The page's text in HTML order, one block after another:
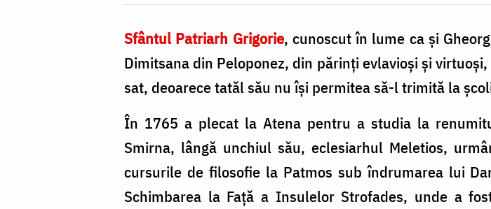
Sfântul Patriarh Grigorie, cunoscut în lume ca și
Dimitsana din Peloponez, din părinți evlavioși și
sat, deoarece tatăl său nu își permitea să-l trimită la
În 1765 a plecat la Atena pentru a studia la
Smirna, lângă unchiul său, eclesiarhul Meletios,
cursurile de filosofie la Patmos sub îndrumarea lui
Schimbarea la Față a Insulelor Strofades, unde a